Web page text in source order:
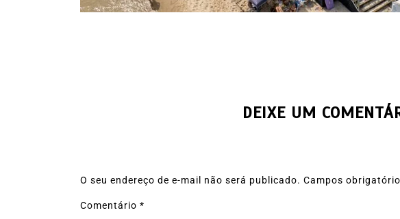
DEIXE UM
O seu endereço de e-mail não será publicado. Campos
Comentário *